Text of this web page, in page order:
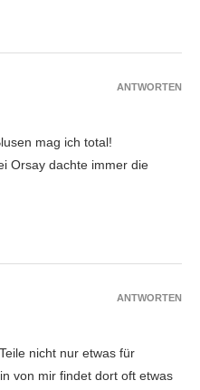
mag ich total!
Orsay dachte immer die
ANTWORTEN
nicht nur etwas für
von mir findet dort oft etwas
ANTWORTEN